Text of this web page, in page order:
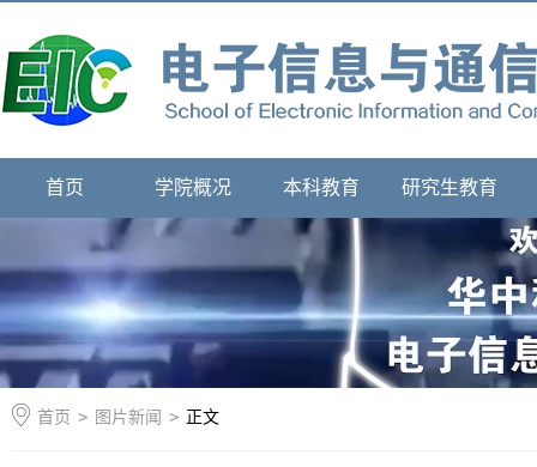
首页 学院概况 本科教育 研究生教育
首页 > 图片新闻 > 正文